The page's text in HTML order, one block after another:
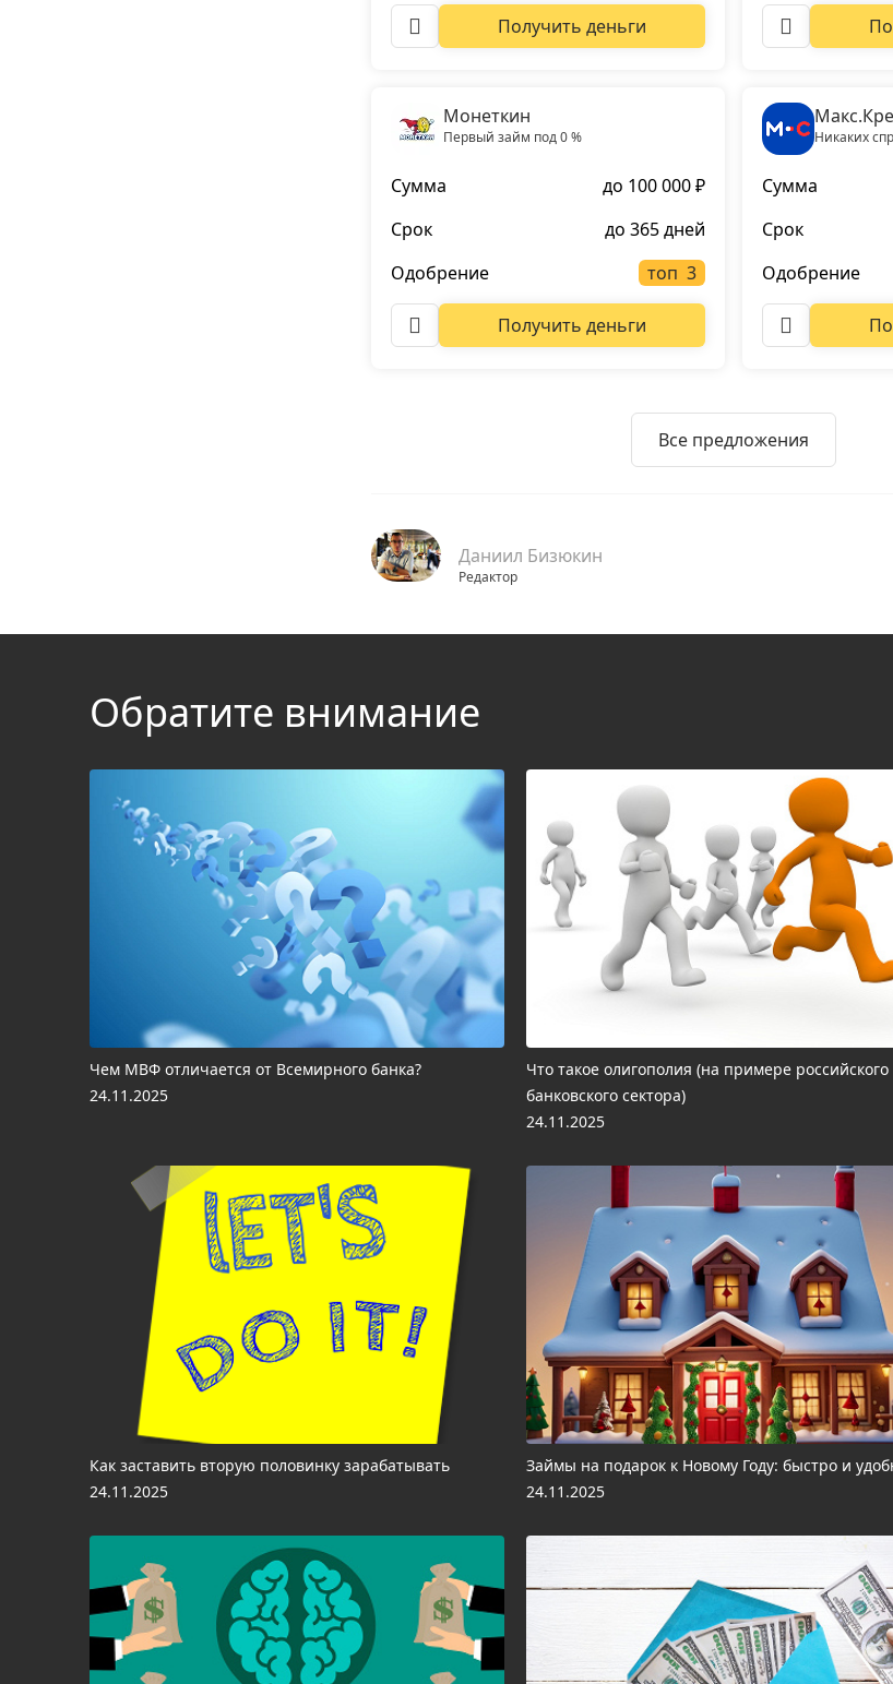
Получить деньги
Монеткин
Первый займ под 0 %
Сумма
до 100 000 ₽
Срок
до 365 дней
Одобрение
топ
Получить деньги
Никаких
Сумма
Срок
Одобрение
Все предложения
Даниил Бизюкин
Редактор
Обратите внимание
Чем МВФ отличается от Всемирного банка?
24.11.2025
Что такое олигополия (на примере российского
банковского сектора)
24.11.2025
Как заставить вторую половинку зарабатывать
24.11.2025
Займы на подарок к Новому Году: быстро и
24.11.2025